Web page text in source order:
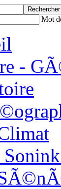
Mot
-